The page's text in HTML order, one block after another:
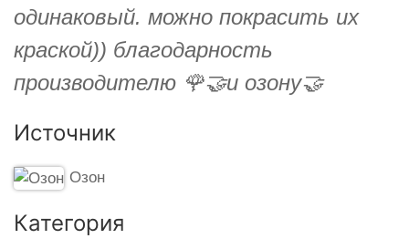
одинаковый. можно покрасить их
краской)) благодарность
производителю 🌹🤝и озону🤝
Источник
Озон
Категория